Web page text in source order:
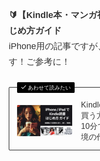
🔰【Kindle本・マン
じめ方ガイド
iPhone用の記事です
す！ご参考に！
あわせて読みたい
買う
10分
境の